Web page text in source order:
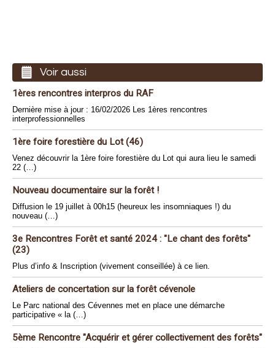
Voir aussi
1ères rencontres interpros du RAF
Dernière mise à jour : 16/02/2026 Les 1ères rencontres
interprofessionnelles
1ère foire forestière du Lot (46)
Venez découvrir la 1ère foire forestière du Lot qui aura lieu le samedi
22 (…)
Nouveau documentaire sur la forêt !
Diffusion le 19 juillet à 00h15 (heureux les insomniaques !) du
nouveau (…)
3e Rencontres Forêt et santé 2024 : "Le chant des forêts"
(23)
Plus d’info & Inscription (vivement conseillée) à ce lien.
Ateliers de concertation sur la forêt cévenole
Le Parc national des Cévennes met en place une démarche
participative « la (…)
5ème Rencontre "Acquérir et gérer collectivement des forêts"